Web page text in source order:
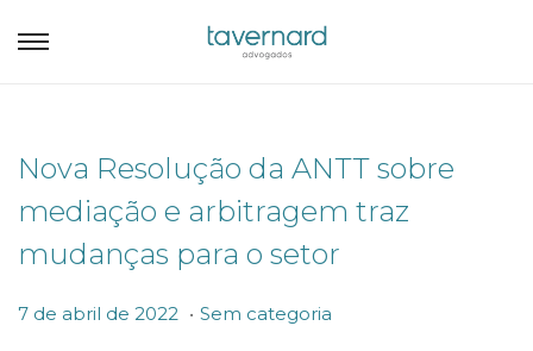
Nova Resolução da ANTT sobre
mediação e arbitragem traz
mudanças para o setor
P
7 de abril de 2022 7. P
Sem categoria